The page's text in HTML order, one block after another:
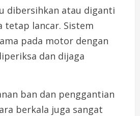
dibersihkan atau diganti
tetap lancar. Sistem
pada motor dengan
dan dijaga
ban dan penggantian
berkala juga sangat